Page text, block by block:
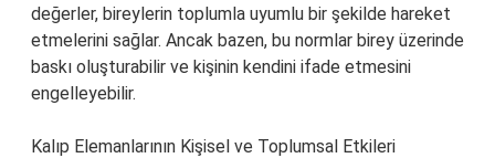
değerler, bireylerin toplumla uyumlu bir şekilde hareket
etmelerini sağlar. Ancak bazen, bu normlar birey üzerinde
baskı oluşturabilir ve kişinin kendini ifade etmesini
engelleyebilir.
Kalıp Elemanlarının Kişisel ve Toplumsal Etkileri